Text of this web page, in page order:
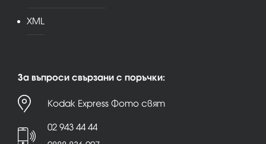
XML
За въпроси свързани с поръчки:
Kodak Express Фото свят
02 943 44 44